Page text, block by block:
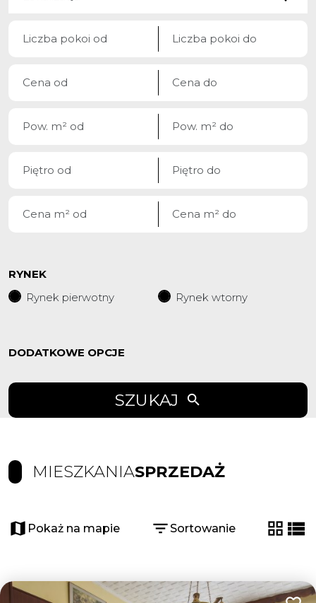
RYNEK
Rynek pierwotny
Rynek wtorny
DODATKOWE OPCJE
SZUKAJ
MIESZKANIASPRZEDAŻ
Pokaż na mapie Sortowanie
tabela